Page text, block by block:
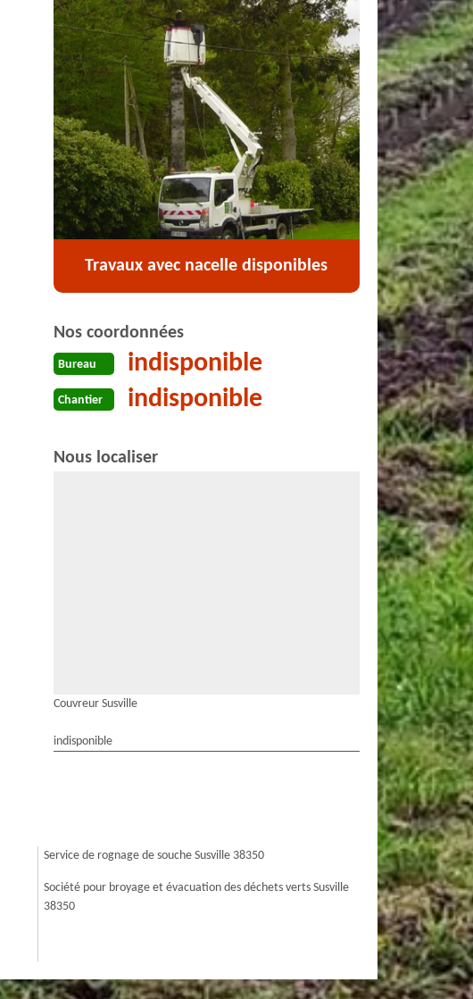
Travaux avec nacelle disponibles
Nos coordonnées
Bureau indisponible
Chantier indisponible
Nous localiser
Couvreur Susville
indisponible
Service de rognage de souche Susville 38350
Société pour broyage et évacuation des déchets verts Susville
38350